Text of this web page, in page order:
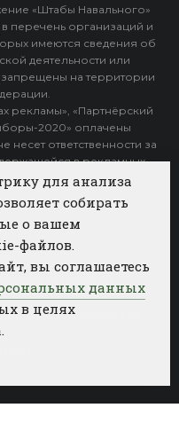
«Штабы Навального»
перечень организаций и
имеются сведения об
деятельности или
на территории
рекламы», «Партнёрский
2020» оплачены
несет ответственности за
в рекламных
НОВОСТЕЙ
для анализа
собирать
о вашем
файлов.
вы соглашаетесь
данных
в целях